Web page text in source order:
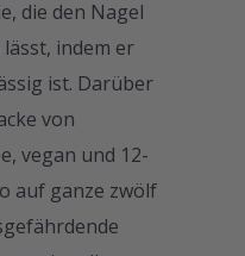
die den Nagel
indem er
ist. Darüber
von
vegan und 12-
auf ganze zwölf